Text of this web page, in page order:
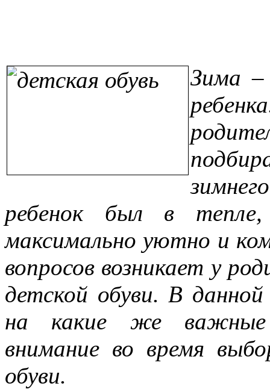
Зима –
ребенок был в
максимально уютно и
вопросов возникает у
детской обуви. В
на какие же важные
внимание во время
обуви.